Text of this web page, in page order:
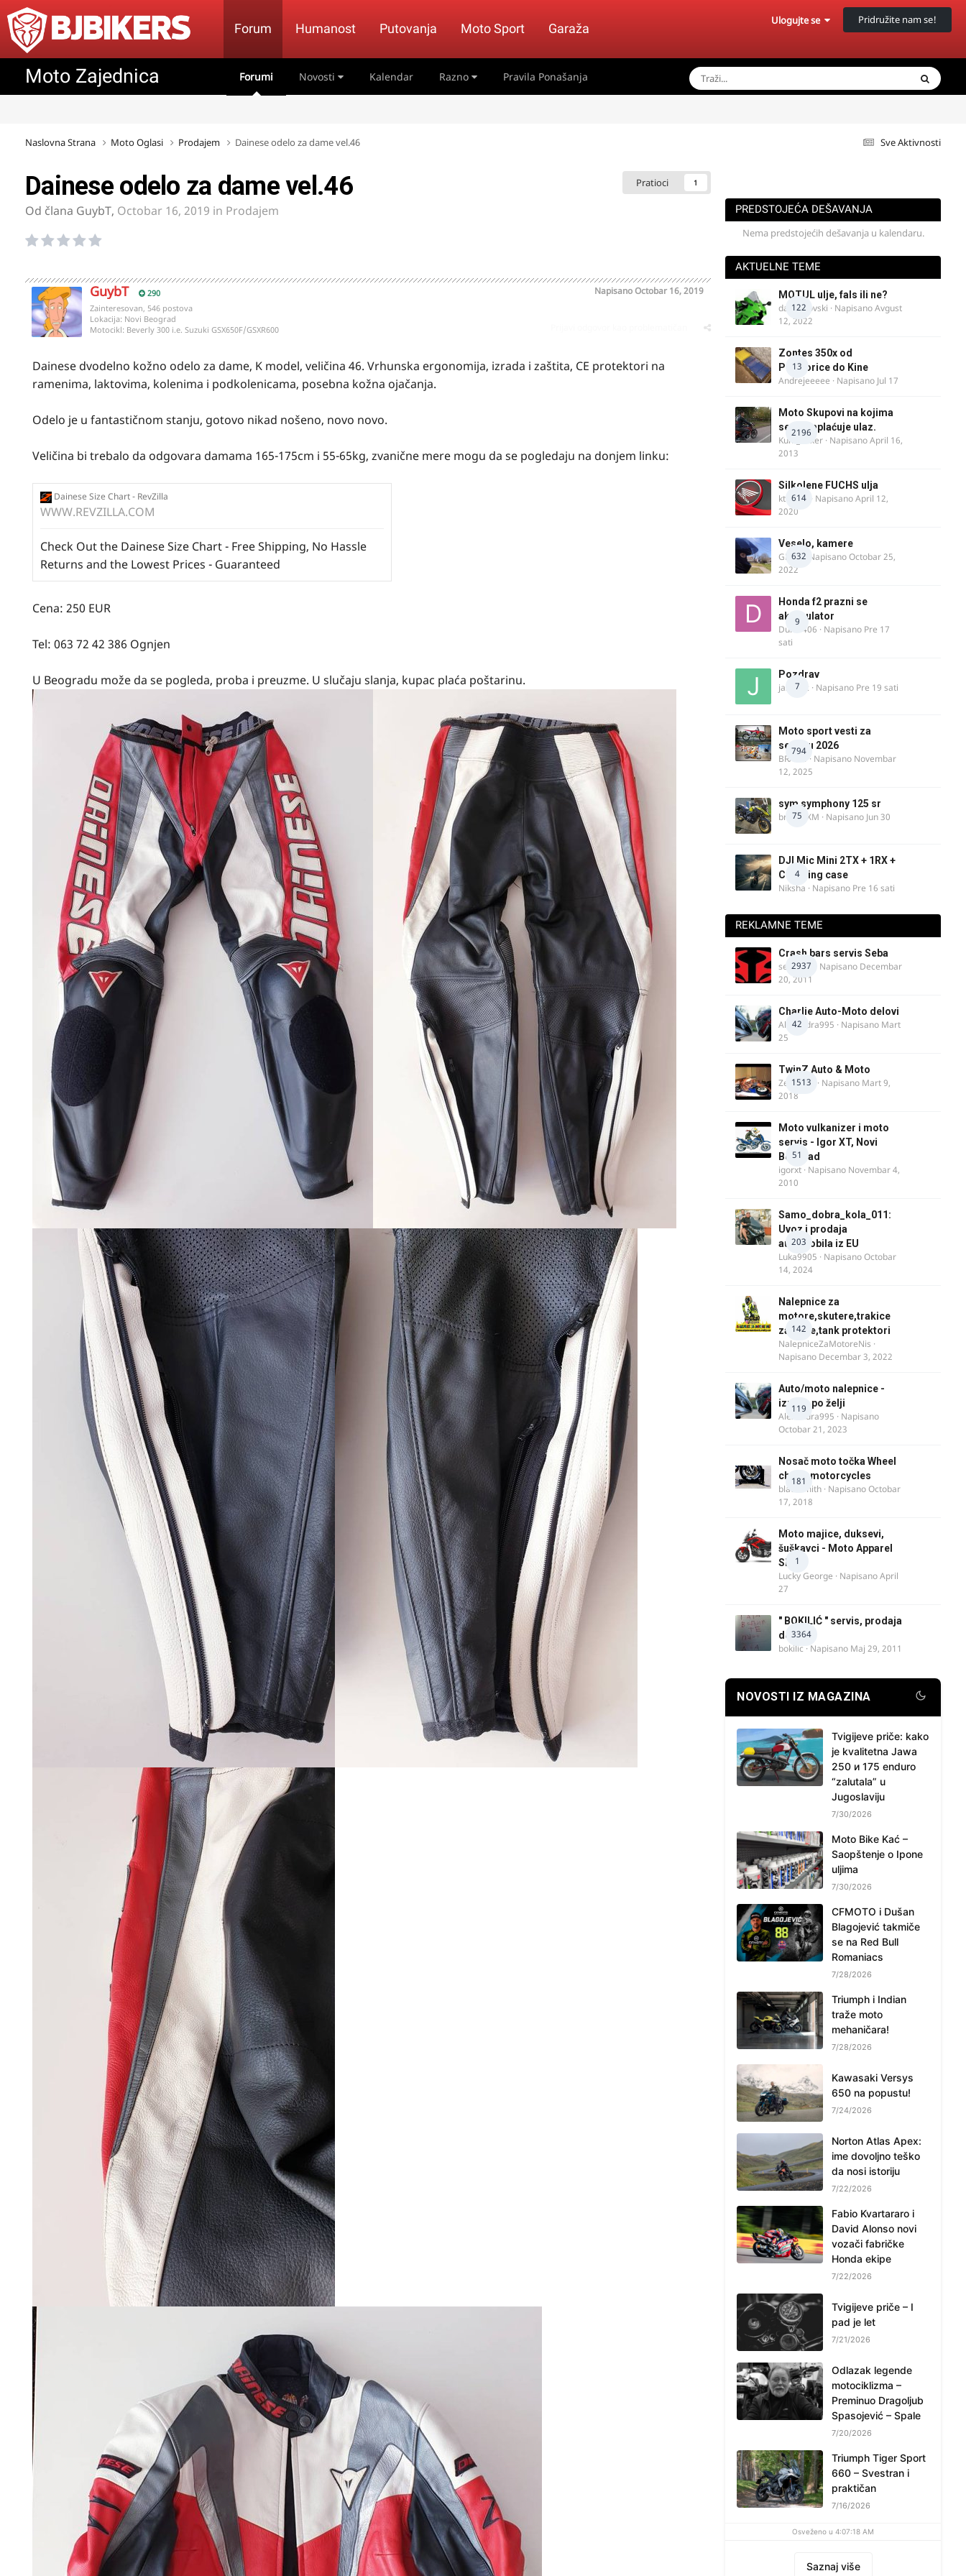
Forum Humanost Putovanja Moto Sport Garaža
Ulogujte se Pridružite nam se!
Moto Zajednica Forumi Novosti Kalendar Razno Pravila Ponašanja
Sve Aktivnosti
Naslovna Strana Moto Oglasi Prodajem Dainese odelo za dame vel.46
Pratioci 1
Dainese odelo za dame vel.46
Od člana GuybT, Octobar 16, 2019 in Prodajem
GuybT 290 NapisanoOctobar 16, 2019
Zainteresovan, 546 postova
Lokacija: Novi Beograd
Motocikl: Beverly 300 i.e. Suzuki GSX650F/GSXR600
Dainese dvodelno kožno odelo za dame, K model, veličina 46. Vrhunska ergonomija, izrada i zaštita, CE protektori na
ramenima, laktovima, kolenima i podkolenicama, posebna kožna ojačanja.
Odelo je u fantastičnom stanju, gotovo nikad nošeno, novo novo.
Veličina bi trebalo da odgovara damama 165-175cm i 55-65kg, zvanične mere mogu da se pogledaju na donjem linku:
Dainese Size Chart - RevZilla
WWW.REVZILLA.COM
Check Out the Dainese Size Chart - Free Shipping, No Hassle
Returns and the Lowest Prices - Guaranteed
Cena: 250 EUR
Tel: 063 72 42 386 Ognjen
U Beogradu može da se pogleda, proba i preuzme. U slučaju slanja, kupac plaća poštarinu.
PREDSTOJEĆA DEŠAVANJA
Nema predstojećih dešavanja u kalendaru.
AKTUELNE TEME
122
MOTUL ulje, fals ili ne?
dalipopovski · NapisanoAvgust
12, 2022
13
Zontes 350x od
Podgorice do Kine
Andrejeeeee · Napisano Jul 17
2196
Moto Skupovi na kojima
se ne naplaćuje ulaz.
Kum_Mixer · NapisanoApril 16,
2013
614
Silkolene FUCHS ulja
ktm600 · NapisanoApril 12,
2020
632
Veselo, kamere
GR 46· NapisanoOctobar 25,
2022
9
Honda f2 prazni se
akomulator
Dule1406 · Napisano Pre 17
sati
7
Pozdrav
jasminc · Napisano Pre 19 sati
794
Moto sport vesti za
sezonu 2026
BRACO · Napisano Novembar
12, 2025
75
sym symphony 125 sr
brankoXM · Napisano Jun 30
4
DJI Mic Mini 2TX + 1RX +
Charging case
Niksha · Napisano Pre 16 sati
REKLAMNE TEME
2937
Crash bars servis Seba
seba011 · Napisano Decembar
20, 2011
42
Charlie Auto-Moto delovi
Alexandra995 · Napisano Mart
25
1513
TwinZ Auto & Moto
Zeljkamp · Napisano Mart 9,
2018
51
Moto vulkanizer i moto
servis - Igor XT, Novi
Beograd
igorxt · Napisano Novembar 4,
2010
203
Samo_dobra_kola_011:
Uvoz i prodaja
automobila iz EU
Luka9905 · NapisanoOctobar
14, 2024
142
Nalepnice za
motore,skutere,trakice
za felne,tank protektori
NalepniceZaMotoreNis ·
Napisano Decembar 3, 2022
119
Auto/moto nalepnice -
izrada po želji
Alexandra995 · Napisano
Octobar 21, 2023
181
Nosač moto točka Wheel
chock motorcycles
blacksmith · NapisanoOctobar
17, 2018
1
Moto majice, duksevi,
šuškavci - Moto Apparel
SRB
Lucky George · NapisanoApril
27
3364
" BOKILIĆ " servis, prodaja
delova
bokilic · Napisano Maj 29, 2011
NOVOSTI IZ MAGAZINA
Tvigijeve priče: kako
je kvalitetna Jawa
250 и 175 enduro
“zalutala” u
Jugoslaviju
7/30/2026
Moto Bike Kać –
Saopštenje o Ipone
uljima
7/30/2026
CFMOTO i Dušan
Blagojević takmiče
se na Red Bull
Romaniacs
7/28/2026
Triumph i Indian
traže moto
mehaničara!
7/28/2026
Kawasaki Versys
650 na popustu!
7/24/2026
Norton Atlas Apex:
ime dovoljno teško
da nosi istoriju
7/22/2026
Fabio Kvartararo i
David Alonso novi
vozači fabričke
Honda ekipe
7/22/2026
Tvigijeve priče – I
pad je let
7/21/2026
Odlazak legende
motociklizma –
Preminuo Dragoljub
Spasojević – Spale
7/20/2026
Triumph Tiger Sport
660 – Svestran i
praktičan
7/16/2026
Osveženo u 4:07:18 AM
Saznaj više